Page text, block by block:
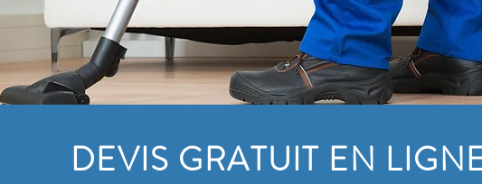
DEVIS GRATUIT EN
DEVIS GRATUIT EN